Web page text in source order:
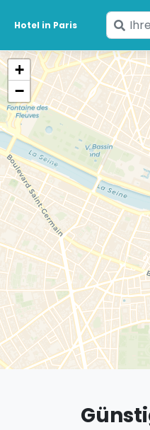
Hotel in Paris
Sie
Ihre
ein
+
−